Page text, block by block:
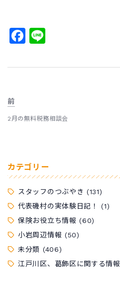
Facebook
前
2月の無料税務相談会
カテゴリー
スタッフのつぶやき (131)
代表磯村の実体験日記！
(1)
保険お役立ち情報 (60)
小岩周辺情報 (50)
未分類 (406)
江戸川区、葛飾区に関する情報